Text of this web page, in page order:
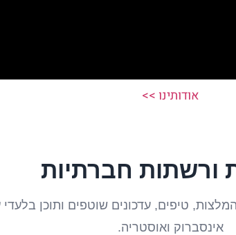
אודותינו >>
ורשתות חברתיות
טיפים, עדכונים שוטפים ותוכן בלעדי
אינסברוק ואוסטריה.